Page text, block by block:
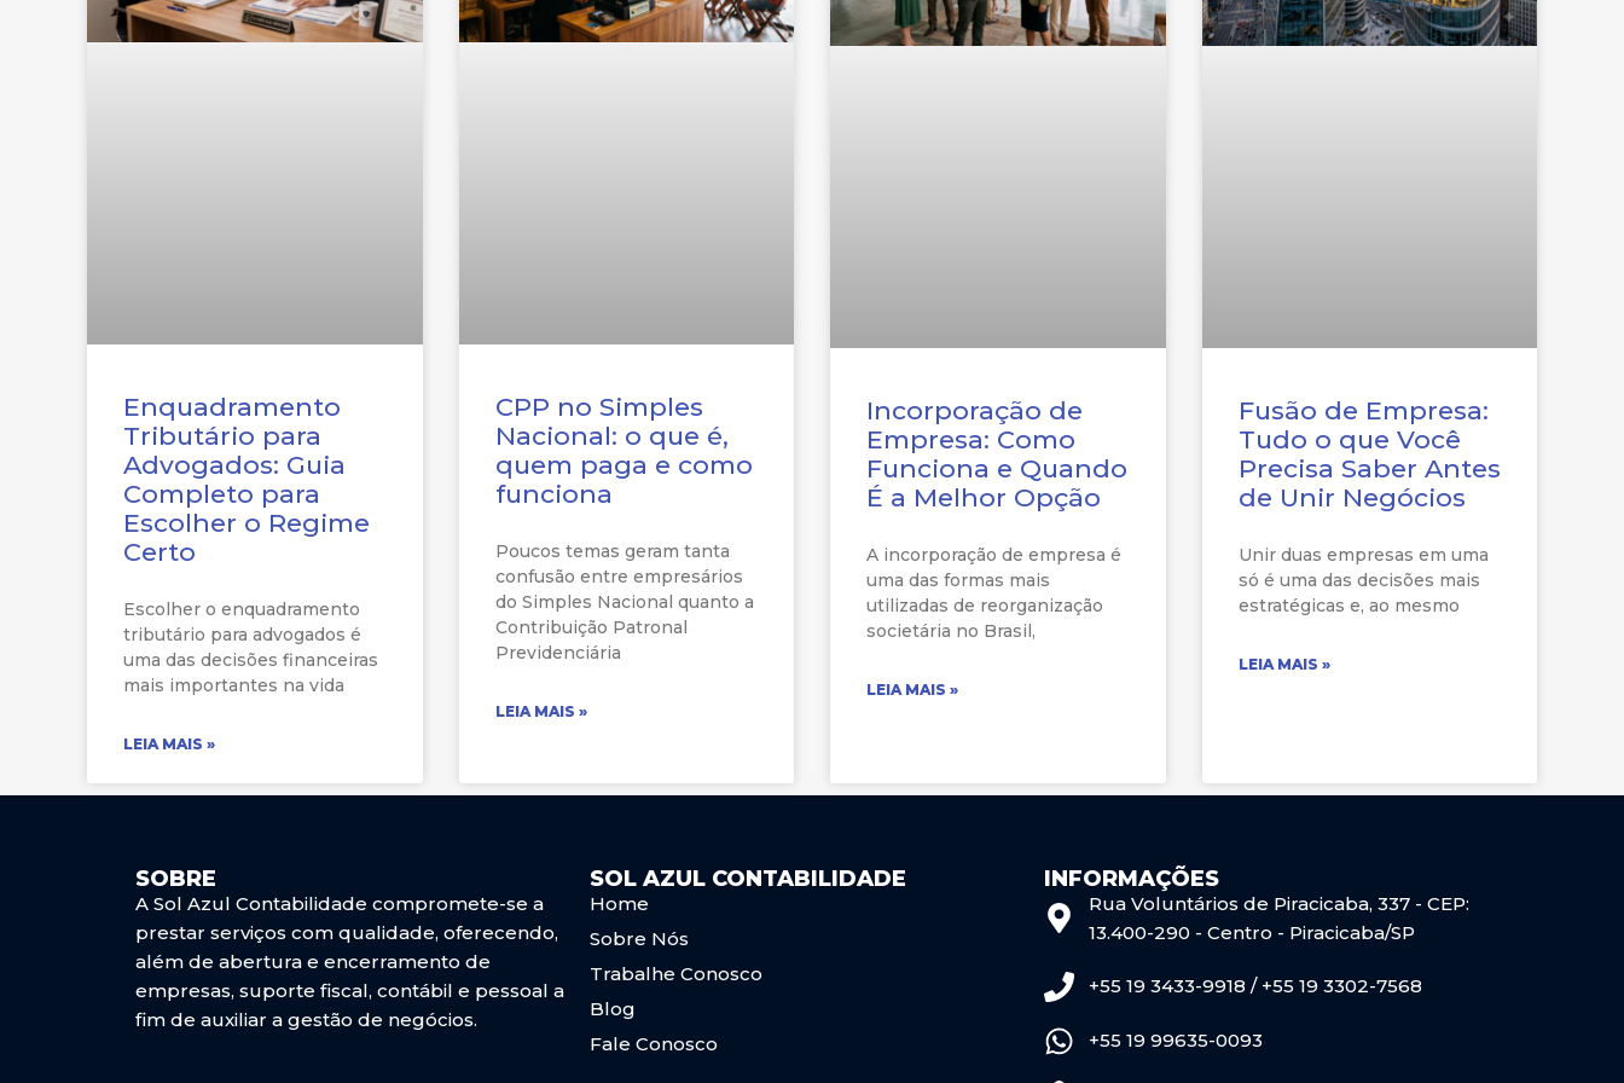
Enquadramento
Tributário para
Advogados: Guia
Completo para
Escolher o Regime
Certo
Escolher o enquadramento
tributário para advogados é
uma das decisões financeiras
mais importantes na vida
LEIA MAIS »
CPP no Simples
Nacional: o que é,
quem paga e como
funciona
Poucos temas geram tanta
confusão entre empresários
do Simples Nacional quanto a
Contribuição Patronal
Previdenciária
LEIA MAIS »
Incorporação de
Empresa: Como
Funciona e Quando
É a Melhor Opção
A incorporação de empresa é
uma das formas mais
utilizadas de reorganização
societária no Brasil,
LEIA MAIS »
Fusão de Empresa:
Tudo o que Você
Precisa Saber Antes
de Unir Negócios
Unir duas empresas em uma
só é uma das decisões mais
estratégicas e, ao mesmo
LEIA MAIS »
SOBRE
A Sol Azul Contabilidade compromete-se a
prestar serviços com qualidade, oferecendo,
além de abertura e encerramento de
empresas, suporte fiscal, contábil e pessoal a
fim de auxiliar a gestão de negócios.
SOL AZUL CONTABILIDADE
Home
Sobre Nós
Trabalhe Conosco
Blog
Fale Conosco
INFORMAÇÕES
Rua Voluntários de Piracicaba, 337 - CEP:
13.400-290 - Centro - Piracicaba/SP
+55 19 3433-9918 / +55 19 3302-7568
+55 19 99635-0093